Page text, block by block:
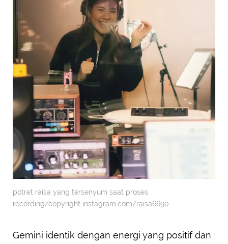
potret raisa yang tersenyum saat proses
recording/copyright instagram.com/raisa6690
Gemini identik dengan energi yang positif dan